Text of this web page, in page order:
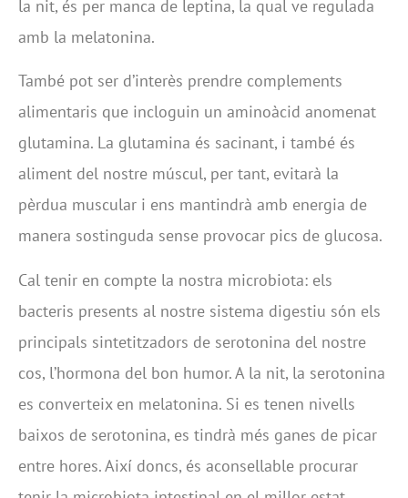
la nit, és per manca de leptina, la qual ve regulada
amb la melatonina.
També pot ser d’interès prendre complements
alimentaris que incloguin un aminoàcid anomenat
glutamina. La glutamina és sacinant, i també és
aliment del nostre múscul, per tant, evitarà la
pèrdua muscular i ens mantindrà amb energia de
manera sostinguda sense provocar pics de glucosa.
Cal tenir en compte la nostra microbiota: els
bacteris presents al nostre sistema digestiu són els
principals sintetitzadors de serotonina del nostre
cos, l’hormona del bon humor. A la nit, la serotonina
es converteix en melatonina. Si es tenen nivells
baixos de serotonina, es tindrà més ganes de picar
entre hores. Així doncs, és aconsellable procurar